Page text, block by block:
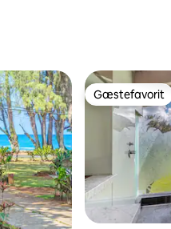
Gæstefavorit
Gæstefavorit